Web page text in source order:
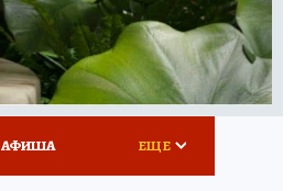
АФИША ЕЩЕ